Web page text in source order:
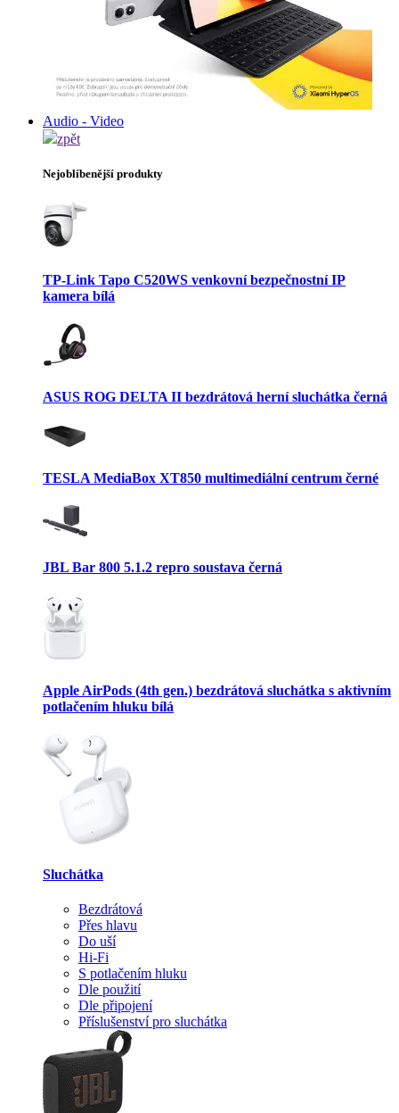
Audio - Video
zpět
Nejoblíbenější produkty
TP-Link Tapo C520WS venkovní bezpečnostní IP
kamera bílá
ASUS ROG DELTA II bezdrátová herní sluchátka černá
TESLA MediaBox XT850 multimediální centrum černé
JBL Bar 800 5.1.2 repro soustava černá
Apple AirPods (4th gen.) bezdrátová sluchátka s aktivním
potlačením hluku bílá
Sluchátka
Bezdrátová
Přes hlavu
Do uší
Hi-Fi
S potlačením hluku
Dle použití
Dle připojení
Příslušenství pro sluchátka